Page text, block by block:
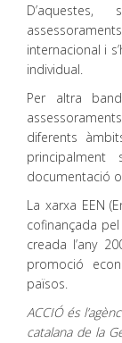
internacional i
individual.
Per altra
diferents
documentació
La xarxa EEN
cofinançada
creada l’any
promoció
països.
ACCIÓ és
catalana de la